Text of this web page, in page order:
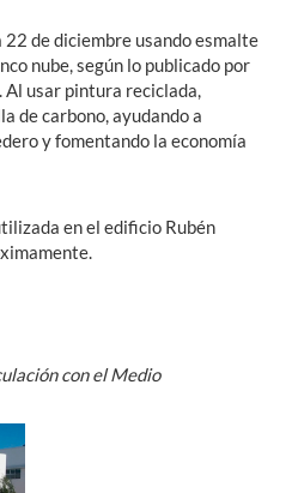
de diciembre usando esmalte
nube, según lo publicado por
Al usar pintura reciclada,
de carbono, ayudando a
y fomentando la economía
en el edificio Rubén
con el Medio